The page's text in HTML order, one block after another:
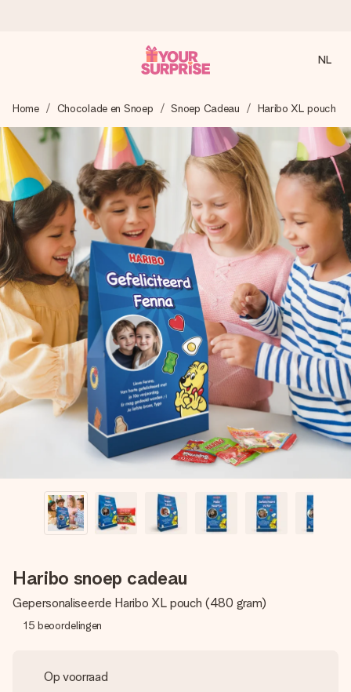
We maken jouw cadeau met zorg en zorgen dat het
razendsnel onderweg is - zodat jij kunt geven op precies
het juiste moment, wanneer het het meeste betekent.
4,8 (gebaseerd op +8.000 reviews)
Onze cadeaus worden gewaardeerd. Klanten beoordelen
ons met een 4,7 op Google Reviews
Gratis wenskaartje
Je maakt in een paar stappen iets unieks – met haar naam,
jullie foto of een boodschap die raakt. Zonder gedoe, maar
met alle aandacht voor het moment.
NL
Home Chocolade en Snoep Snoep Cadeau Haribo XL pouch
Haribo snoep cadeau
Gepersonaliseerde Haribo XL pouch (480 gram)
15 beoordelingen
Op voorraad